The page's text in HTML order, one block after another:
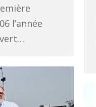
l’année